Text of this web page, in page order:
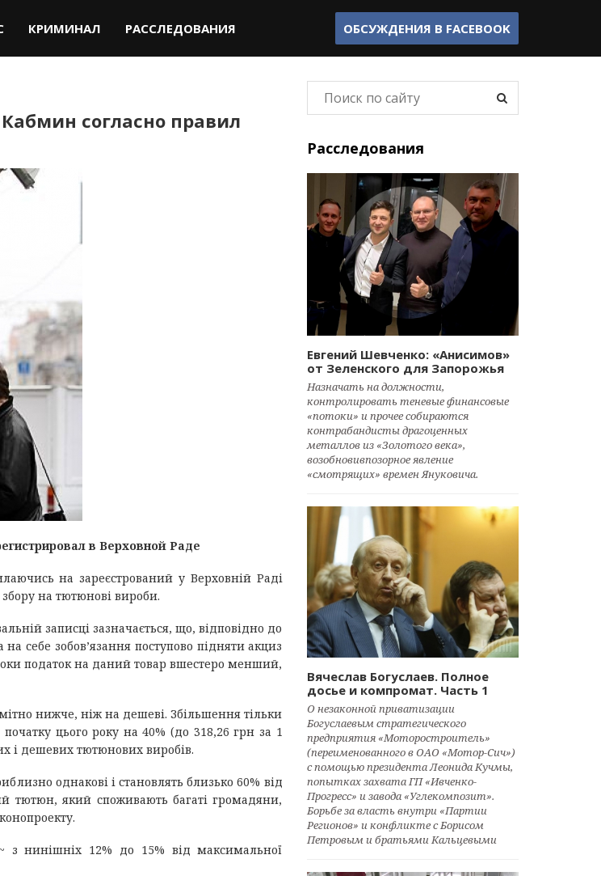
КРИМИНАЛ РАССЛЕДОВАНИЯ ОБСУЖДЕНИЯ В FACEBOOK
согласно правил
в Верховной Раде
на зареєстрований у Верховній Раді
на тютюнові вироби.
записці зазначається, що, відповідно до
себе зобов’язання поступово підняти акциз
податок на даний товар вшестеро менший,
нижче, ніж на дешеві. Збільшення тільки
цього року на 40% (до 318,26 грн за 1
і дешевих тютюнових виробів.
однакові і становлять близько 60% від
тютюн, який споживають багаті громадяни,
з нинішніх 12% до 15% від максимальної
Расследования
Евгений Шевченко: «Анисимов»
от Зеленского для Запорожья
Назначать на должности,
контролировать теневые финансовые
«потоки» и прочее собираются
контрабандисты драгоценных
металлов из «Золотого века»,
возобновивпозорное явление
«смотрящих» времен Януковича.
Вячеслав Богуслаев. Полное
досье и компромат. Часть 1
О незаконной приватизации
Богуслаевым стратегического
предприятия «Моторостроитель»
(переименованного в ОАО «Мотор-Сич»)
с помощью президента Леонида Кучмы,
попытках захвата ГП «Ивченко-
Прогресс» и завода «Углекомпозит».
Борьбе за власть внутри «Партии
Регионов» и конфликте с Борисом
Петровым и братьями Кальцевыми